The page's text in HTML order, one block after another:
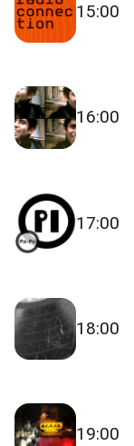
15:00
16:00
17:00
18:00
19:00